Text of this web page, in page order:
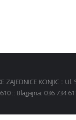
ZAJEDNICE KONJIC ::
:: Blagajna: 036 734